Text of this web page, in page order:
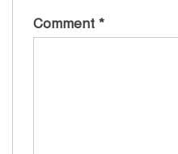
Comment *